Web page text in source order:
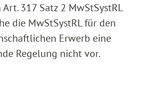
317 Satz 2 MwStSystRL
die MwStSystRL für den
Erwerb eine
Regelung nicht vor.